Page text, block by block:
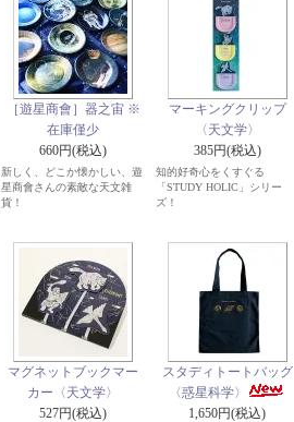
［遊星商會］器之宙 ※
在庫僅少
660円(税込)
新しく、どこか懐かしい、遊
星商會さんの素敵な天文雑
貨！
マーキングクリップ
〈天文学〉
385円(税込)
知的好奇心をくすぐる
「STUDY HOLIC」シリー
ズ！
マグネットブックマー
カー〈天文学〉
527円(税込)
スタディトートバッグ
〈惑星科学〉
1,650円(税込)